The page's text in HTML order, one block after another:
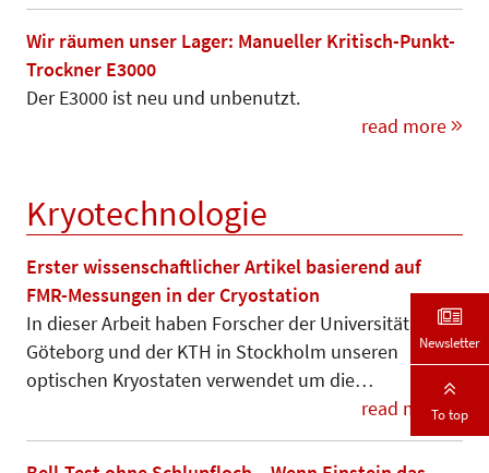
Wir räumen unser Lager: Manueller Kritisch-Punkt-
Trockner E3000
Der E3000 ist neu und unbenutzt.
read more
Kryotechnologie
Erster wissenschaftlicher Artikel basierend auf
FMR-Messungen in der Cryostation
In dieser Arbeit haben Forscher der Universität von
Göteborg und der KTH in Stock­holm unseren
optischen Kryo­­staten verwendet um die…
read more
Newsletter
To top